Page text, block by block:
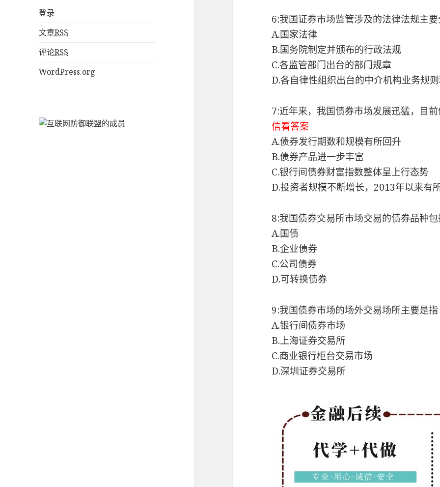
登录
文章RSS
评论RSS
WordPress.org
6:我国证券市场监管涉及的法律法规主
A.国家法律
B.国务院制定并颁布的行政法规
C.各监管部门出台的部门规章
D.各自律性组织出台的中介机构业务规
7:近年来，我国债券市场发展迅猛，目
信看答案
A.债券发行期数和规模有所回升
B.债券产品进一步丰富
C.银行间债券财富指数整体呈上行态势
D.投资者规模不断增长，2013年以来有
8:我国债券交易所市场交易的债券品种
A.国债
B.企业债券
C.公司债券
D.可转换债券
9:我国债券市场的场外交易场所主要是
A.银行间债券市场
B.上海证券交易所
C.商业银行柜台交易市场
D.深圳证券交易所